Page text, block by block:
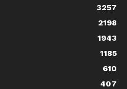
3257
2198
1943
1185
610
407